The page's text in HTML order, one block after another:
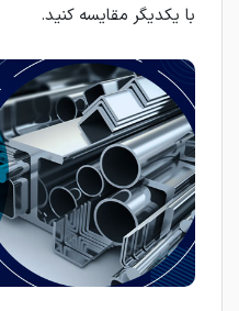
با یکدیگر مقایسه کنید.